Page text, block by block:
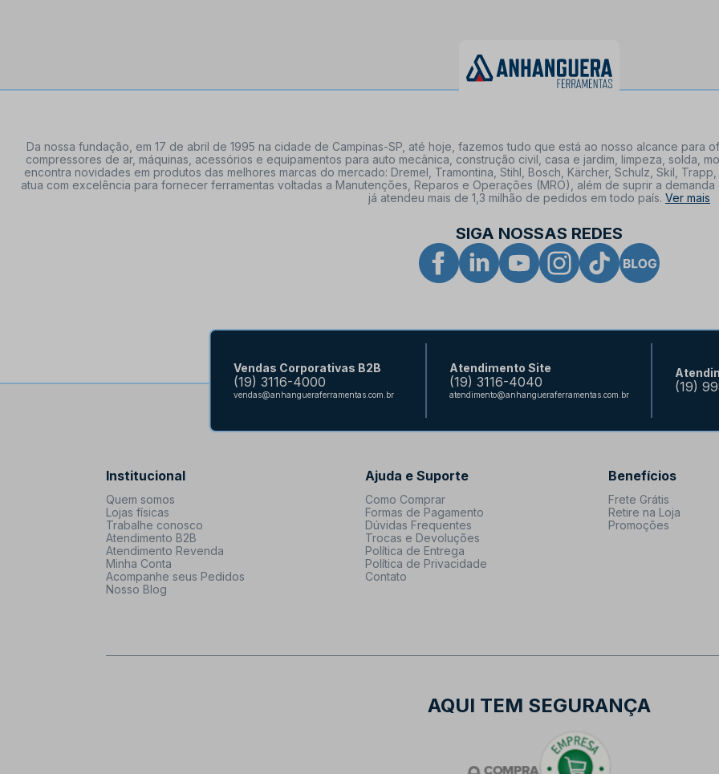
Da nossa fundação, em 17 de abril de 1995 na cidade de Campinas-SP, até hoje, fazemos tudo que está ao nosso alcance para
compressores de ar, máquinas, acessórios e equipamentos para auto mecânica, construção civil, casa e jardim, limpeza, solda,
encontra novidades em produtos das melhores marcas do mercado: Dremel, Tramontina, Stihl, Bosch, Kärcher, Schulz, Skil,
atua com excelência para fornecer ferramentas voltadas a Manutenções, Reparos e Operações (MRO), além de suprir a
já atendeu mais de 1,3 milhão de pedidos em todo país. Ver mais
SIGA NOSSAS REDES
Vendas Corporativas B2B
(19) 3116-4000
vendas@anhangueraferramentas.com.br
Atendimento Site
(19) 3116-4040
atendimento@anhangueraferramentas.com.br (19)
Institucional
Quem somos
Lojas físicas
Trabalhe conosco
Atendimento B2B
Atendimento Revenda
Minha Conta
Acompanhe seus Pedidos
Nosso Blog
Ajuda e Suporte
Como Comprar
Formas de Pagamento
Dúvidas Frequentes
Trocas e Devoluções
Política de Entrega
Política de Privacidade
Contato
Benefícios
Frete Grátis
Retire na Loja
Promoções
AQUI TEM SEGURANÇA